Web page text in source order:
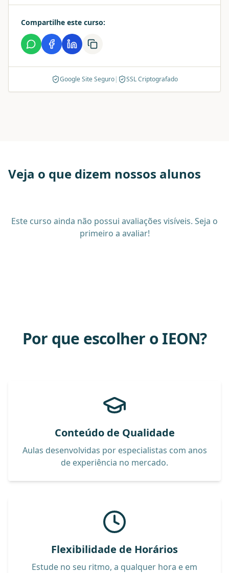
Compartilhe este curso:
Google Site Seguro| SSL Criptografado
Veja o que dizem nossos alunos
Este curso ainda não possui avaliações visíveis. Seja o
primeiro a avaliar!
Por que escolher o IEON?
Conteúdo de Qualidade
Aulas desenvolvidas por especialistas com anos
de experiência no mercado.
Flexibilidade de Horários
Estude no seu ritmo, a qualquer hora e em